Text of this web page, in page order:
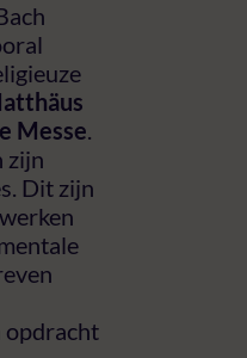
Messe.
zijn
Dit zijn
opdracht